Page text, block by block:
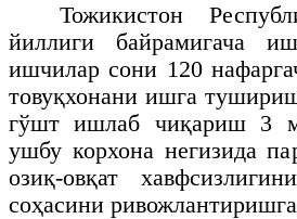
Тожикистон
йиллиги байрамигача
ишчилар сони 120
товуқхонани ишга
гўшт ишлаб чиқариш 3
ушбу корхона негизида
озиқ-овқат
соҳасини